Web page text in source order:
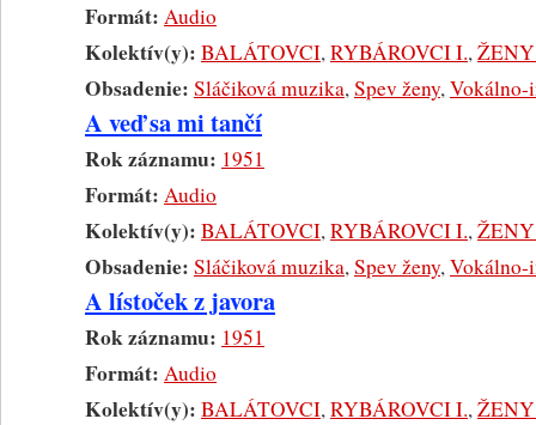
Formát: Audio
Kolektív(y): BALÁTOVCI,RYBÁROVCI I.,ŽENY
Obsadenie: Sláčiková muzika,Spev ženy,Vokálno-
A veď sa mi tančí
Rok záznamu: 1951
Formát: Audio
Kolektív(y): BALÁTOVCI,RYBÁROVCI I.,ŽENY
Obsadenie: Sláčiková muzika,Spev ženy,Vokálno-
A lístoček z javora
Rok záznamu: 1951
Formát: Audio
Kolektív(y): BALÁTOVCI,RYBÁROVCI I.,ŽENY